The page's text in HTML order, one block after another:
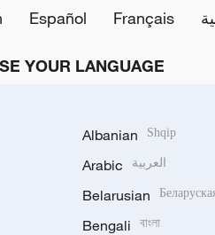
Español Français
YOUR LANGUAGE
Albanian Shqip
Arabic العربية
Belarusian
Bengali বাংলা